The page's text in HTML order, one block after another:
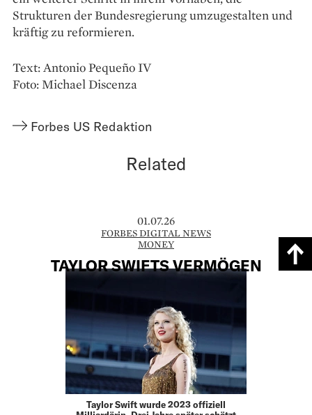
Strukturen der Bundesregierung umzugestalten und
kräftig zu reformieren.
Text: Antonio Pequeño IV
Foto: Michael Discenza
Forbes US Redaktion
Related
01.07.26
FORBES DIGITAL NEWS
MONEY
TAYLOR SWIFTS VERMÖGEN
Taylor Swift wurde 2023 offiziell